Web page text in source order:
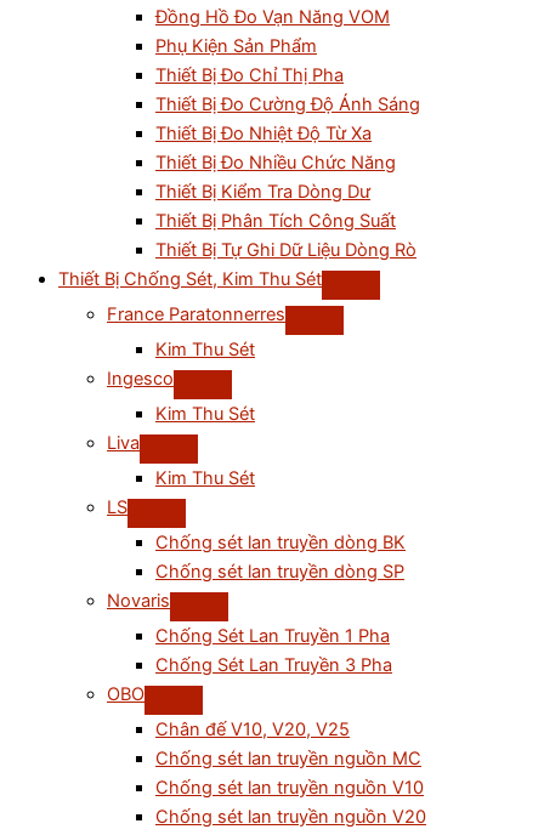
Đồng Hồ Đo Vạn Năng VOM
Phụ Kiện Sản Phẩm
Thiết Bị Đo Chỉ Thị Pha
Thiết Bị Đo Cường Độ Ánh Sáng
Thiết Bị Đo Nhiệt Độ Từ Xa
Thiết Bị Đo Nhiều Chức Năng
Thiết Bị Kiểm Tra Dòng Dư
Thiết Bị Phân Tích Công Suất
Thiết Bị Tự Ghi Dữ Liệu Dòng Rò
Thiết Bị Chống Sét, Kim Thu Sét
France Paratonnerres
Kim Thu Sét
Ingesco
Kim Thu Sét
Liva
Kim Thu Sét
LS
Chống sét lan truyền dòng BK
Chống sét lan truyền dòng SP
Novaris
Chống Sét Lan Truyền 1 Pha
Chống Sét Lan Truyền 3 Pha
OBO
Chân đế V10, V20, V25
Chống sét lan truyền nguồn MC
Chống sét lan truyền nguồn V10
Chống sét lan truyền nguồn V20